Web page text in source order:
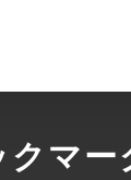
クマ